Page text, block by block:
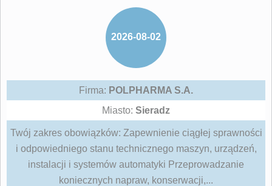
2026-08-02
Firma: POLPHARMA S.A.
Miasto: Sieradz
Twój zakres obowiązków: Zapewnienie ciągłej sprawności
i odpowiedniego stanu technicznego maszyn, urządzeń,
instalacji i systemów automatyki Przeprowadzanie
koniecznych napraw, konserwacji,...